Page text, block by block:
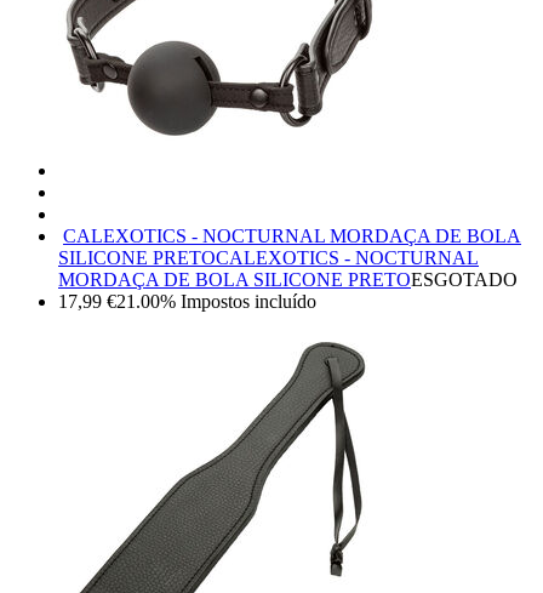
CALEXOTICS - NOCTURNAL MORDAÇA DE BOLA
SILICONE PRETOCALEXOTICS - NOCTURNAL
MORDAÇA DE BOLA SILICONE PRETOESGOTADO
17,99 €21.00% Impostos incluído